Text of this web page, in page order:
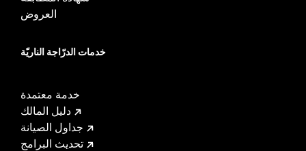
العروض
خدمات الدرّاجة الناريّة
خدمة معتمدة
دليل المالك
جداول الصيانة
تحديث البرامج